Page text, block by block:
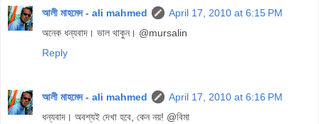
আলী মাহমেদ - ali mahmed
April 17, 2010 at 6:15 PM
অনেক ধন্যবাদ। ভাল থাকুন। @mursalin
Reply
আলী মাহমেদ - ali mahmed
April 17, 2010 at 6:16 PM
ধন্যবাদ। অবশ্যই দেখা হবে, কেন নয়! @বিমা